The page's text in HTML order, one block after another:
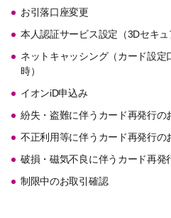
お引落口座変更
本人認証サービス設定（3Dセキュ
ネットキャッシング（カード設
時）
イオンiD申込み
紛失・盗難に伴うカード再発行の
不正利用等に伴うカード再発行の
破損・磁気不良に伴うカード再発
制限中のお取引確認